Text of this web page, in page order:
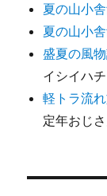
夏の山小
夏の山小
盛夏の風
イシイハ
軽トラ流
定年おじ